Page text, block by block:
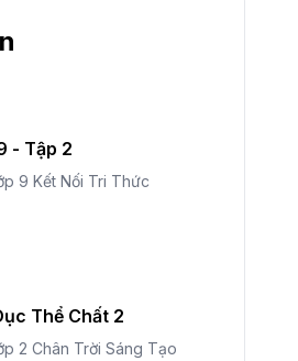
- Tập 2
9 Kết Nối Tri Thức
Thể Chất 2
2 Chân Trời Sáng Tạo